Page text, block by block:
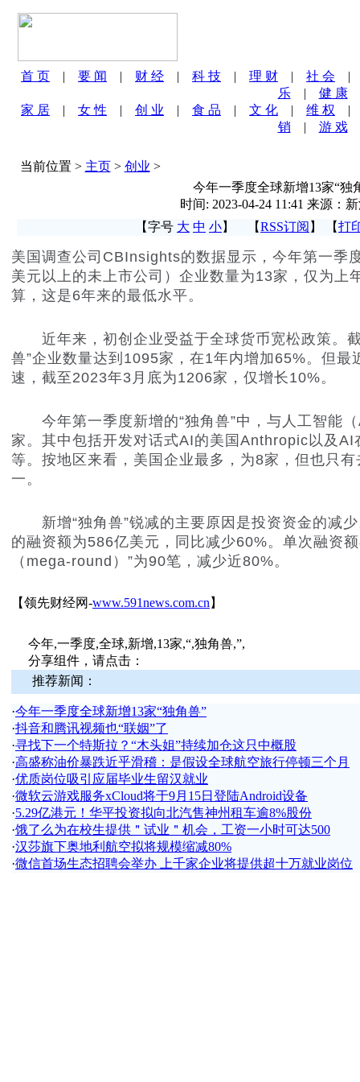
首 页 | 要 闻 | 财 经 | 科 技 | 理 财 | 社 会
乐| 健 康
家 居 | 女 性 | 创 业 | 食 品 | 文 化 | 维 权
销 | 游 戏
当前位置 > 主页> 创业 >
今年一季度全球新增13家“独
时间: 2023-04-24 11:41 来源：
【字号 大 中 小】 【RSS订阅 】 【打
美国调查公司CBInsights的数据显示，今年第一季
美元以上的未上市公司）企业数量为13家，仅为上
算，这是6年来的最低水平。
近年来，初创企业受益于全球货币宽松政策。截
兽”企业数量达到1095家，在1年内增加65%。但最
速，截至2023年3月底为1206家，仅增长10%。
今年第一季度新增的“独角兽”中，与人工智能
家。其中包括开发对话式AI的美国Anthropic以及
等。按地区来看，美国企业最多，为8家，但也只
一。
新增“独角兽”锐减的主要原因是投资资金的减少
的融资额为586亿美元，同比减少60%。单次融资
（mega-round）”为90笔，减少近80%。
【领先财经网-www.591news.com.cn 】
今年,一季度,全球,新增,13家,“,独角兽,”,
分享组件，请点击：
推荐新闻：
·今年一季度全球新增13家“独角兽”
·抖音和腾讯视频也“联姻”了
·寻找下一个特斯拉？“木头姐”持续加仓这只中概股
·高盛称油价暴跌近乎滑稽：是假设全球航空旅行停顿三个月
·优质岗位吸引应届毕业生留汉就业
·微软云游戏服务xCloud将于9月15日登陆Android设备
·5.29亿港元！华平投资拟向北汽售神州租车逾8%股份
·饿了么为在校生提供＂试业＂机会，工资一小时可达500
·汉莎旗下奥地利航空拟将规模缩减80%
·微信首场生态招聘会举办 上千家企业将提供超十万就业岗位